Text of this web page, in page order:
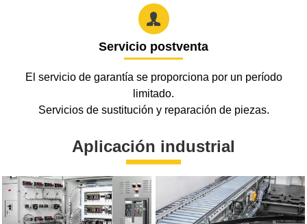

Servicio postventa
El servicio de garantía se proporciona por un período
limitado.
Servicios de sustitución y reparación de piezas.
Aplicación industrial